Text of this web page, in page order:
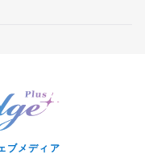
ブメディア